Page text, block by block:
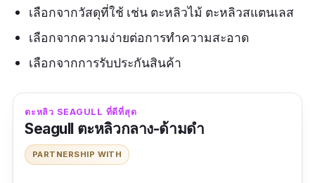
เลือกจากวัสดุที่ใช้ เช่น ตะหลิวไม้ ตะหลิวสแตนเลส
เลือกจากความง่ายต่อการทำความสะอาด
เลือกจากการรับประกันสินค้า
ตะหลิว SEAGULL ที่ดีที่สุด
Seagull ตะหลิวกลาง-ด้ามดำ
PARTNERSHIP WITH